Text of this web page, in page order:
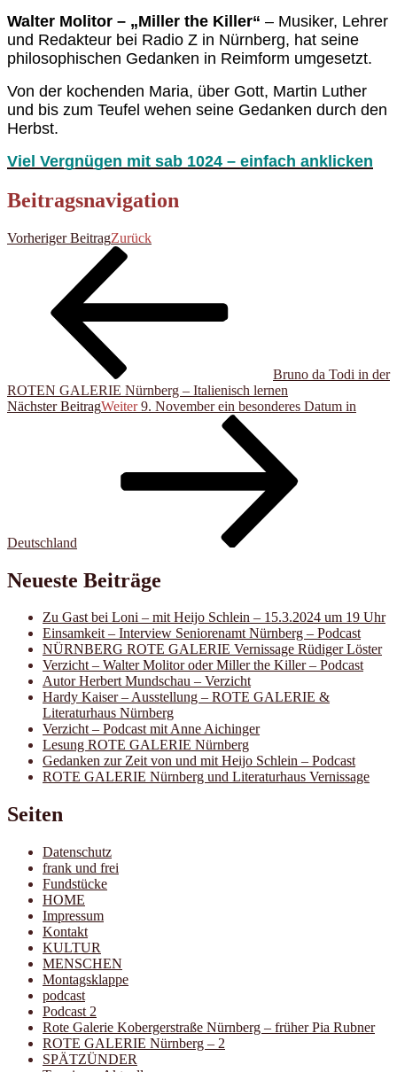
Walter Molitor – „Miller the Killer“ – Musiker, Lehrer
und Redakteur bei Radio Z in Nürnberg, hat seine
philosophischen Gedanken in Reimform umgesetzt.
Von der kochenden Maria, über Gott, Martin Luther
und bis zum Teufel wehen seine Gedanken durch den
Herbst.
Viel Vergnügen mit sab 1024 – einfach anklicken
Beitragsnavigation
Vorheriger BeitragZurück
Bruno da Todi in der
ROTEN GALERIE Nürnberg – Italienisch lernen
Nächster BeitragWeiter 9. November ein besonderes Datum in
Deutschland
Neueste Beiträge
Zu Gast bei Loni – mit Heijo Schlein – 15.3.2024 um 19 Uhr
Einsamkeit – Interview Seniorenamt Nürnberg – Podcast
NÜRNBERG ROTE GALERIE Vernissage Rüdiger Löster
Verzicht – Walter Molitor oder Miller the Killer – Podcast
Autor Herbert Mundschau – Verzicht
Hardy Kaiser – Ausstellung – ROTE GALERIE &
Literaturhaus Nürnberg
Verzicht – Podcast mit Anne Aichinger
Lesung ROTE GALERIE Nürnberg
Gedanken zur Zeit von und mit Heijo Schlein – Podcast
ROTE GALERIE Nürnberg und Literaturhaus Vernissage
Seiten
Datenschutz
frank und frei
Fundstücke
HOME
Impressum
Kontakt
KULTUR
MENSCHEN
Montagsklappe
podcast
Podcast 2
Rote Galerie Kobergerstraße Nürnberg – früher Pia Rubner
ROTE GALERIE Nürnberg – 2
SPÄTZÜNDER